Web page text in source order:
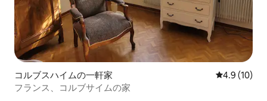
コルブスハイムの一軒家 レビュー10
4.9 (10)
フランス、コルブサイムの家